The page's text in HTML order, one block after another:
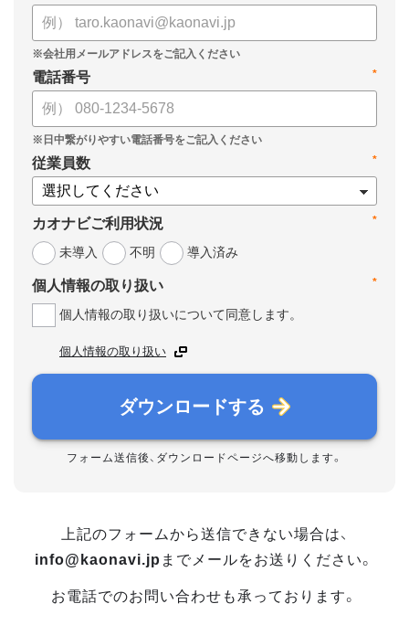
*
電話番号
*
従業員数
*
カオナビご利用状況
未導入
不明 導入済み
*
個人情報の取り扱い
個人情報の取り扱いについて同意します。
個人情報の取り扱い
ダウンロードする
フォーム送信後、ダウンロードページへ移動します。
上記のフォームから送信できない場合は、
info@kaonavi.jp までメールをお送りください。
お電話でのお問い合わせも承っております。